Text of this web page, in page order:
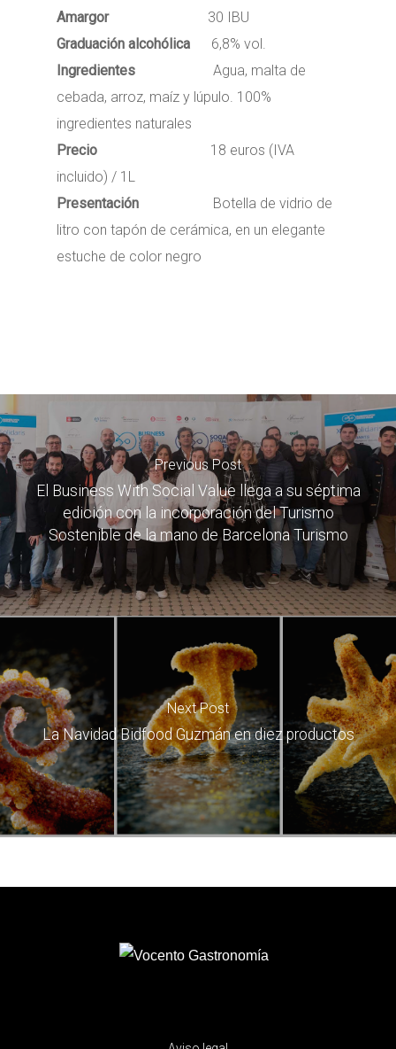
Amargor30 IBU
Graduación alcohólica 6,8% vol.
Ingredientes Agua, malta de
cebada, arroz, maíz y lúpulo. 100%
ingredientes naturales
Precio 18 euros (IVA
incluido) / 1L
Presentación Botella de vidrio de
litro con tapón de cerámica, en un elegante
estuche de color negro
Previous Post
El Business With Social Value llega a su séptima
edición con la incorporación del Turismo
Sostenible de la mano de Barcelona Turismo
Next Post
La Navidad Bidfood Guzmán en diez productos